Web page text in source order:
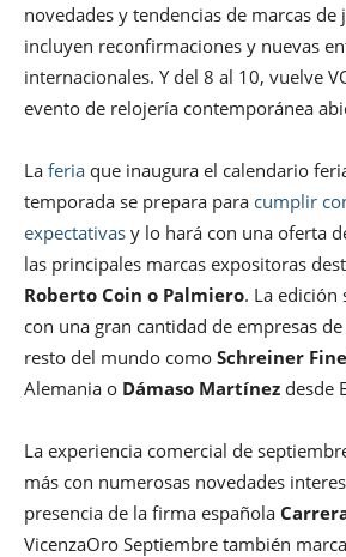
novedades y tendencias de marcas
incluyen reconfirmaciones y nuevas
internacionales. Y del 8 al 10, vuelve
evento de relojería contemporánea
La feria que inaugura el calendario
temporada se prepara para cumplir
expectativas y lo hará con una oferta
las principales marcas expositoras
Roberto Coin o Palmiero. La edición
con una gran cantidad de empresas
resto del mundo como Schreiner
Alemania o Dámaso Martínez desde
La experiencia comercial de
más con numerosas novedades
presencia de la firma española
VicenzaOro Septiembre también